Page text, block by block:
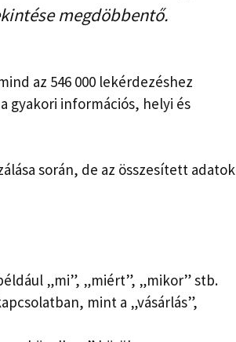
megdöbbentő.
az 546 000 lekérdezéshez
gyakori információs, helyi és
során, de az összesített adatok
„mi”, „miért”, „mikor” stb.
mint a „vásárlás”,